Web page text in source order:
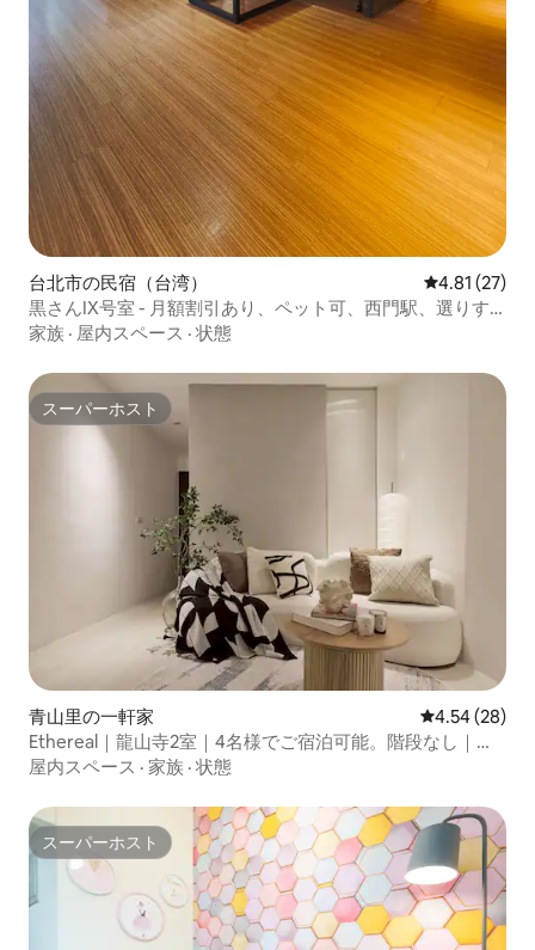
台北市の民宿（台湾） レビュー27
4.81 (27)
黒さんIX号室 - 月額割引あり、ペット可、西門駅、選りす
ぐりの高採光のダブルルーム
家族 · 屋内スペース · 状態
スーパーホスト
スーパーホスト
青山里の一軒家 レビュー28
4.54 (28)
Ethereal｜龍山寺2室｜4名様でご宿泊可能。階段なし｜
MRT5分｜華西街夜市。剥皮寮老街
屋内スペース · 家族 · 状態
スーパーホスト
スーパーホスト